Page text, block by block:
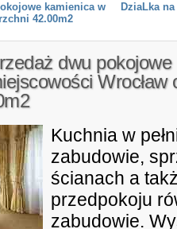
kamienica w
42.00m2
DziaLka
dwu pokojowe
Wrocław
Kuchnia w
zabudowie,
ścianach a
przedpokoju
zabudowie.